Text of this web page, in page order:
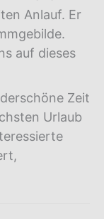
Anlauf. Er
auf dieses
Zeit
Urlaub